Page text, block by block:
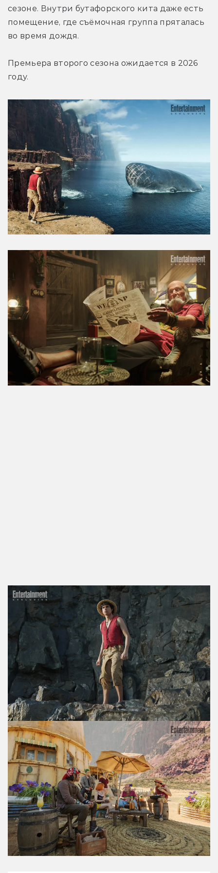
сезоне. Внутри бутафорского кита даже есть
помещение, где съёмочная группа пряталась
во время дождя.
Премьера второго сезона ожидается в 2026
году.